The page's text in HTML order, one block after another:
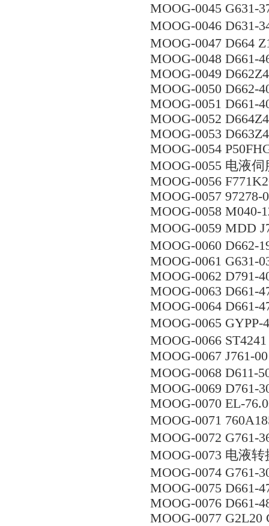
MOOG-0045 G631-
MOOG-0046 D631-
MOOG-0047 D664
MOOG-0048 D661-
MOOG-0049
MOOG-0050 D662-
MOOG-0051 D661-
MOOG-0052
MOOG-0053
MOOG-0054
MOOG-0055 电液伺
MOOG-0056
MOOG-0057 97278-
MOOG-0058 M040-
MOOG-0059 MDD
MOOG-0060 D662-
MOOG-0061 G631-
MOOG-0062 D791-
MOOG-0063 D661-
MOOG-0064 D661-
MOOG-0065
MOOG-0066
MOOG-0067 J761-
MOOG-0068 D611-
MOOG-0069 D761-
MOOG-0070 EL-
MOOG-0071
MOOG-0072 G761-
MOOG-0073 电液转
MOOG-0074 G761-
MOOG-0075 D661-
MOOG-0076 D661-
MOOG-0077 G2L20